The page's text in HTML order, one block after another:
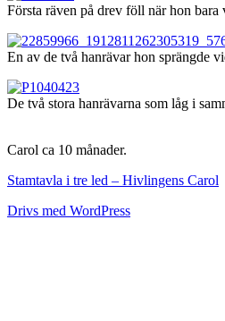
Första räven på drev föll när hon bara
En av de två hanrävar hon sprängde
De två stora hanrävarna som låg i
Carol ca 10 månader.
Stamtavla i tre led – Hivlingens Carol
Drivs med WordPress